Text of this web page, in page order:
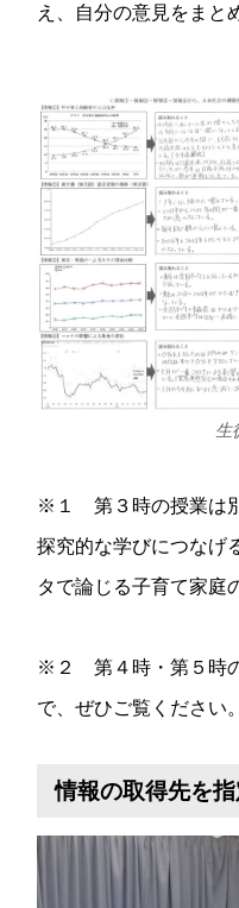
え、自分の意見をまと
生
※１ 第３時の授業は別
探究的な学びにつなげ
タで論じる子育て家庭
※２ 第４時・第５時
で、ぜひご覧ください。
情報の取得先を